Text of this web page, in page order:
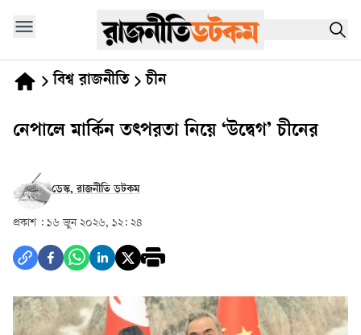
বিশ্ব রাজনীতি চীন
নেপালে মার্কিন তৎপরতা নিয়ে ‘উদ্বেগ’ চীনের
ডেস্ক, রাজনীতি ডটকম
প্রকাশ : ১৬ জুন ২০২৬, ১২: ২৪